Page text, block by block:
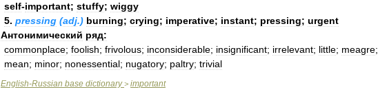
self-important; stuffy; wiggy
5. pressing (adj.) burning; crying; imperative; instant; pressing; urgent
Антонимический ряд:
commonplace; foolish; frivolous; inconsiderable; insignificant; irrelevant; little; meagre;
mean; minor; nonessential; nugatory; paltry; trivial
English-Russian base dictionary > important